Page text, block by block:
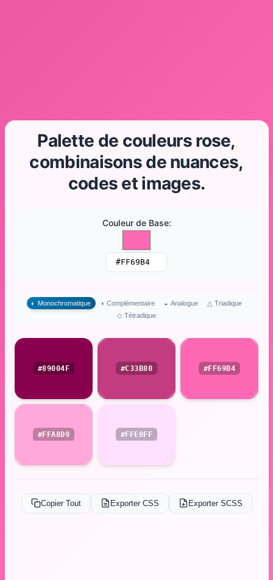
Palette de couleurs rose,
combinaisons de nuances,
codes et images.
Couleur de Base:
◐ Monochromatique ◑ Complémentaire ◒ Analogue △ Triadique
◇ Tétradique
#89004F #C33B80 #FF69B4
#FFA8D9 #FFE0FF
Copier Tout Exporter CSS Exporter SCSS